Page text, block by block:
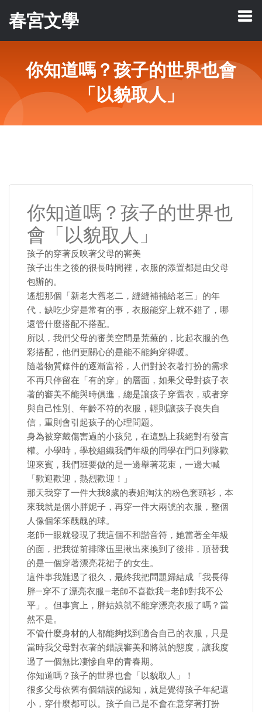
春宮文學
你知道嗎？孩子的世界也會
「以貌取人」
你知道嗎？孩子的世界也
會「以貌取人」
孩子的穿著反映著父母的審美
孩子出生之後的很長時間裡，衣服的添置都是由父母
包辦的。
遙想那個「新老大舊老二，縫縫補補給老三」的年
代，缺吃少穿是常有的事，衣服能穿上就不錯了，哪
還管什麼搭配不搭配。
所以，我們父母的審美空間是荒蕪的，比起衣服的色
彩搭配，他們更關心的是能不能夠穿得暖。
隨著物質條件的逐漸富裕，人們對於衣著打扮的需求
不再只停留在「有的穿」的層面，如果父母對孩子衣
著的審美不能與時俱進，總是讓孩子穿舊衣，或者穿
與自己性別、年齡不符的衣服，輕則讓孩子喪失自
信，重則會引起孩子的心理問題。
身為被穿戴傷害過的小孩兒，在這點上我絕對有發言
權。小學時，學校組織我們年級的同學在門口列隊歡
迎來賓，我們班要做的是一邊舉著花束，一邊大喊
「歡迎歡迎，熱烈歡迎！」
那天我穿了一件大我8歲的表姐淘汰的粉色套頭衫，本
來我就是個小胖妮子，再穿一件大兩號的衣服，整個
人像個笨笨醜醜的球。
老師一眼就發現了我這個不和諧音符，她當著全年級
的面，把我從前排隊伍里揪出來換到了後排，頂替我
的是一個穿著漂亮花裙子的女生。
這件事我難過了很久，最終我把問題歸結成「我長得
胖—穿不了漂亮衣服—老師不喜歡我—老師對我不公
平」。但事實上，胖姑娘就不能穿漂亮衣服了嗎？當
然不是。
不管什麼身材的人都能夠找到適合自己的衣服，只是
當時我父母對衣著的錯誤審美和將就的態度，讓我度
過了一個無比凄慘自卑的青春期。
你知道嗎？孩子的世界也會「以貌取人」！
很多父母依舊有個錯誤的認知，就是覺得孩子年紀還
小，穿什麼都可以。孩子自己是不會在意穿著打扮